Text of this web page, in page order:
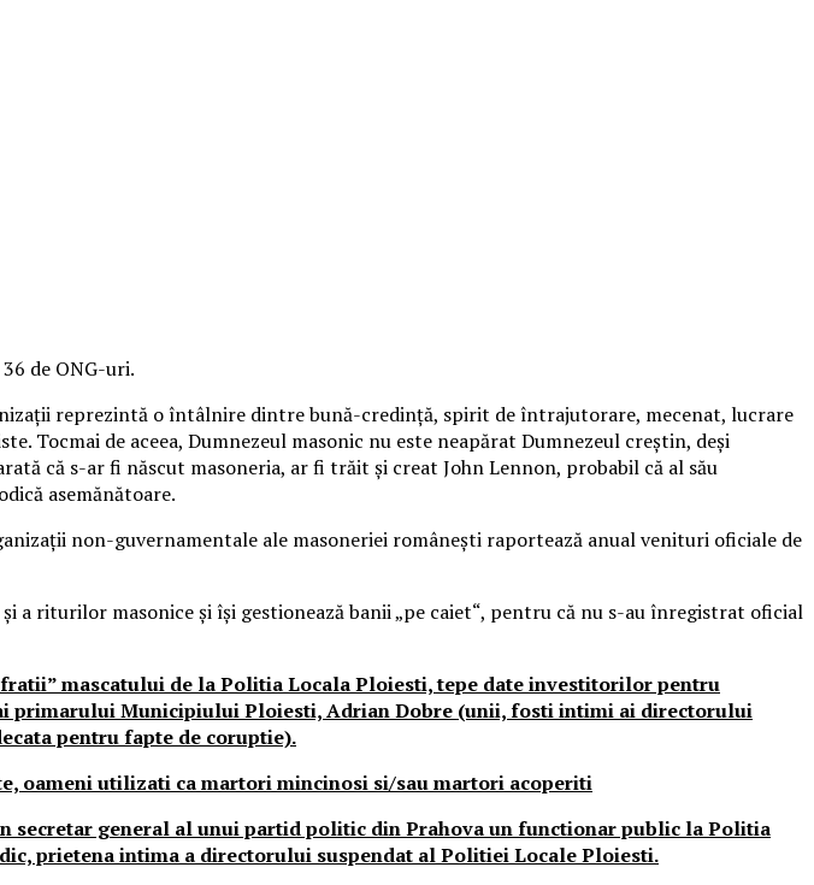
de ONG-uri.
reprezintă o întâlnire dintre bună-credință, spirit de întrajutorare, mecenat, lucrare
Tocmai de aceea, Dumnezeul masonic nu este neapărat Dumnezeul creștin, deși
că s-ar fi născut masoneria, ar fi trăit și creat John Lennon, probabil că al său
asemănătoare.
non-guvernamentale ale masoneriei românești raportează anual venituri oficiale de
a riturilor masonice și își gestionează banii „pe caiet“, pentru că nu s-au înregistrat oficial
mascatului de la Politia Locala Ploiesti, tepe date investitorilor pentru
primarului Municipiului Ploiesti, Adrian Dobre (unii, fosti intimi ai directorului
pentru fapte de coruptie).
oameni utilizati ca martori mincinosi si/sau martori acoperiti
secretar general al unui partid politic din Prahova un functionar public la Politia
prietena intima a directorului suspendat al Politiei Locale Ploiesti.